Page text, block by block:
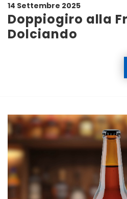
14 Settembre 2025
Doppiogiro alla
Dolciando